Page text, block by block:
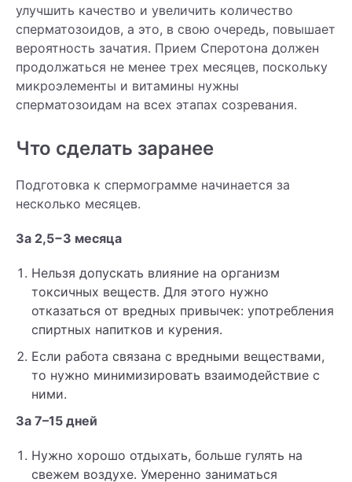
улучшить качество и увеличить количество
сперматозоидов, а это, в свою очередь, повышает
вероятность зачатия. Прием Сперотона должен
продолжаться не менее трех месяцев, поскольку
микроэлементы и витамины нужны
сперматозоидам на всех этапах созревания.
Что сделать заранее
Подготовка к спермограмме начинается за
несколько месяцев.
За 2,5−3 месяца
Нельзя допускать влияние на организм
токсичных веществ. Для этого нужно
отказаться от вредных привычек: употребления
спиртных напитков и курения.
Если работа связана с вредными веществами,
то нужно минимизировать взаимодействие с
ними.
За 7–15 дней
Нужно хорошо отдыхать, больше гулять на
свежем воздухе. Умеренно заниматься